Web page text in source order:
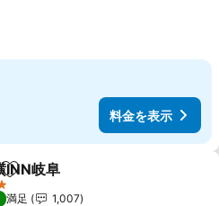
料金を表示
お気に入りに追加
INN岐阜
ルのランク
満足
1,007